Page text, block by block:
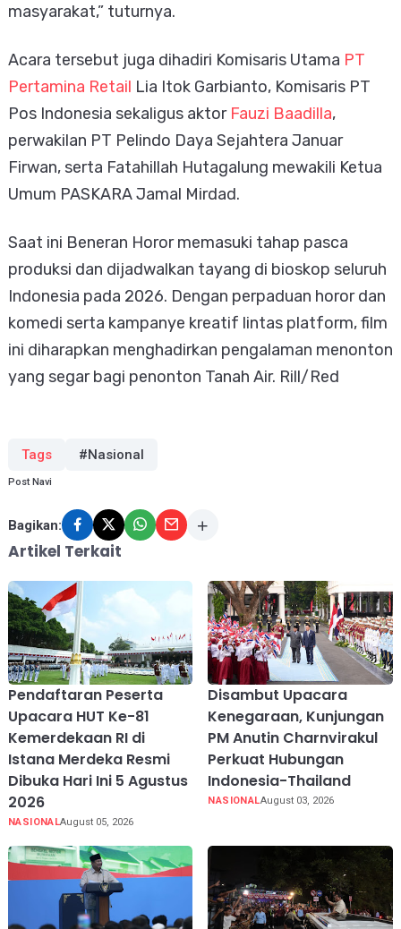
masyarakat,” tuturnya.
Acara tersebut juga dihadiri Komisaris Utama PT
Pertamina Retail Lia Itok Garbianto, Komisaris PT
Pos Indonesia sekaligus aktor Fauzi Baadilla,
perwakilan PT Pelindo Daya Sejahtera Januar
Firwan, serta Fatahillah Hutagalung mewakili Ketua
Umum PASKARA Jamal Mirdad.
Saat ini Beneran Horor memasuki tahap pasca
produksi dan dijadwalkan tayang di bioskop seluruh
Indonesia pada 2026. Dengan perpaduan horor dan
komedi serta kampanye kreatif lintas platform, film
ini diharapkan menghadirkan pengalaman menonton
yang segar bagi penonton Tanah Air. Rill/Red
Tags #Nasional
Post Navi
Bagikan:
Artikel Terkait
Pendaftaran Peserta
Upacara HUT Ke-81
Kemerdekaan RI di
Istana Merdeka Resmi
Dibuka Hari Ini 5 Agustus
2026
NASIONALAugust 05, 2026
Disambut Upacara
Kenegaraan, Kunjungan
PM Anutin Charnvirakul
Perkuat Hubungan
Indonesia-Thailand
NASIONALAugust 03, 2026